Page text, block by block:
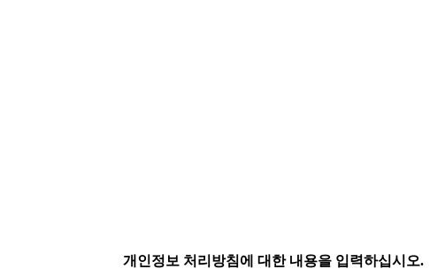
개인정보 처리방침에 대한 내용을 입력하십시오.